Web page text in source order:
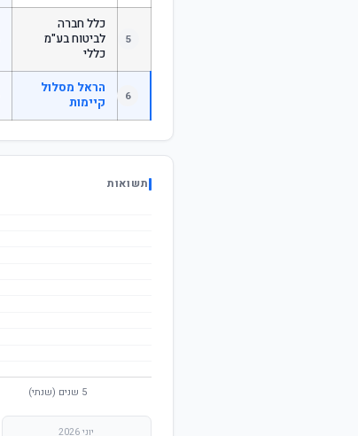
5
כלל חברה
לביטוח בע"מ
כללי
6
הראל מסלול
קיימות
תשואות
יוני 2026